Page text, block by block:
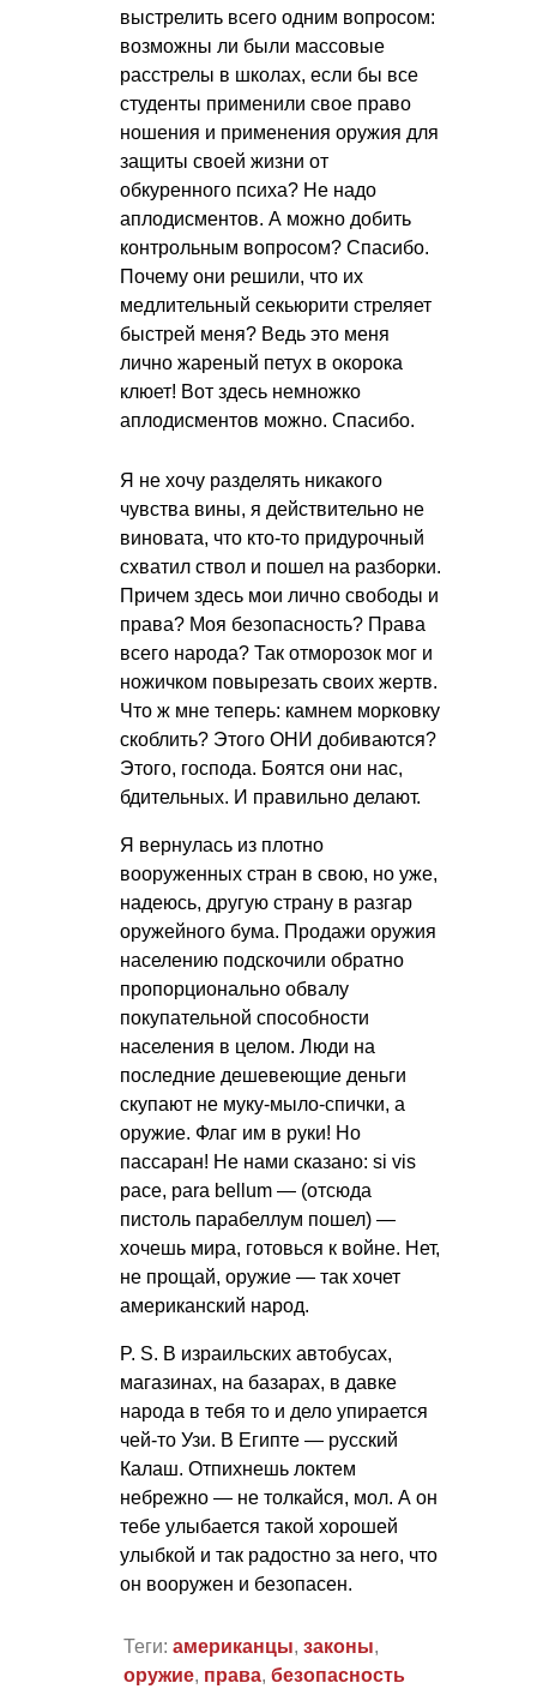
выстрелить всего одним вопросом:
возможны ли были массовые
расстрелы в школах, если бы все
студенты применили свое право
ношения и применения оружия для
защиты своей жизни от
обкуренного психа? Не надо
аплодисментов. А можно добить
контрольным вопросом? Спасибо.
Почему они решили, что их
медлительный секьюрити стреляет
быстрей меня? Ведь это меня
лично жареный петух в окорока
клюет! Вот здесь немножко
аплодисментов можно. Спасибо.
Я не хочу разделять никакого
чувства вины, я действительно не
виновата, что кто-то придурочный
схватил ствол и пошел на разборки.
Причем здесь мои лично свободы и
права? Моя безопасность? Права
всего народа? Так отморозок мог и
ножичком повырезать своих жертв.
Что ж мне теперь: камнем морковку
скоблить? Этого ОНИ добиваются?
Этого, господа. Боятся они нас,
бдительных. И правильно делают.
Я вернулась из плотно
вооруженных стран в свою, но уже,
надеюсь, другую страну в разгар
оружейного бума. Продажи оружия
населению подскочили обратно
пропорционально обвалу
покупательной способности
населения в целом. Люди на
последние дешевеющие деньги
скупают не муку-мыло-спички, а
оружие. Флаг им в руки! Но
пассаран! Не нами сказано: si vis
pace, para bellum — (отсюда
пистоль парабеллум пошел) —
хочешь мира, готовься к войне. Нет,
не прощай, оружие — так хочет
американский народ.
P. S. В израильских автобусах,
магазинах, на базарах, в давке
народа в тебя то и дело упирается
чей-то Узи. В Египте — русский
Калаш. Отпихнешь локтем
небрежно — не толкайся, мол. А он
тебе улыбается такой хорошей
улыбкой и так радостно за него, что
он вооружен и безопасен.
Теги: американцы, законы,
оружие, права, безопасность